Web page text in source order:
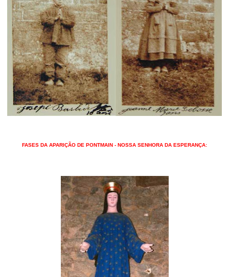
FASES DA APARIÇÃO DE PONTMAIN - NOSSA SENHORA DA ESPERANÇA: